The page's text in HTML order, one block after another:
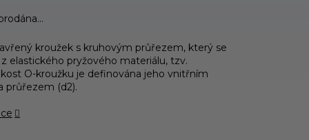
kroužek s kruhovým průřezem, který se
elastického pryžového materiálu, tzv.
O-kroužku je definována jeho vnitřním
průřezem (d2).